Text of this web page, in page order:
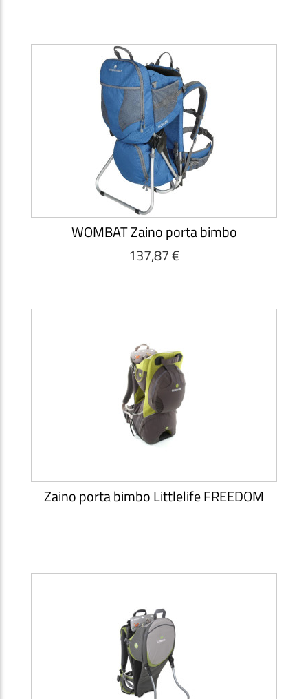
WOMBAT Zaino porta bimbo
137,87 €
Zaino porta bimbo Littlelife FREEDOM